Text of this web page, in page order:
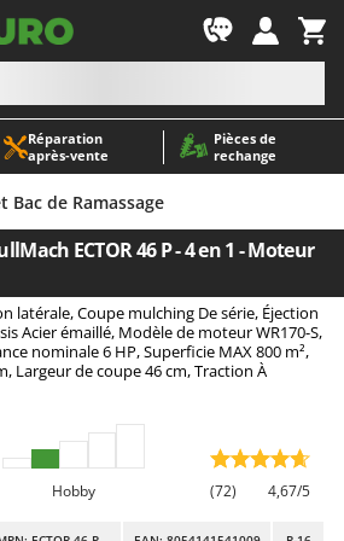
Réparation
après‑vente
Pièces de
rechange
tracteurs tondeuses autoportés
pour gazon
de terre pour tracteur
Électriques
sur roues
pour tracteurs
Bac de Ramassage
ECTOR 46 P - 4 en 1 - Moteur
latérale, Coupe mulching De série, Éjection
Acier émaillé, Modèle de moteur WR170-S,
nominale 6 HP, Superficie MAX 800 m²,
Largeur de coupe 46 cm, Traction À
Hobby (72) 4,67/5